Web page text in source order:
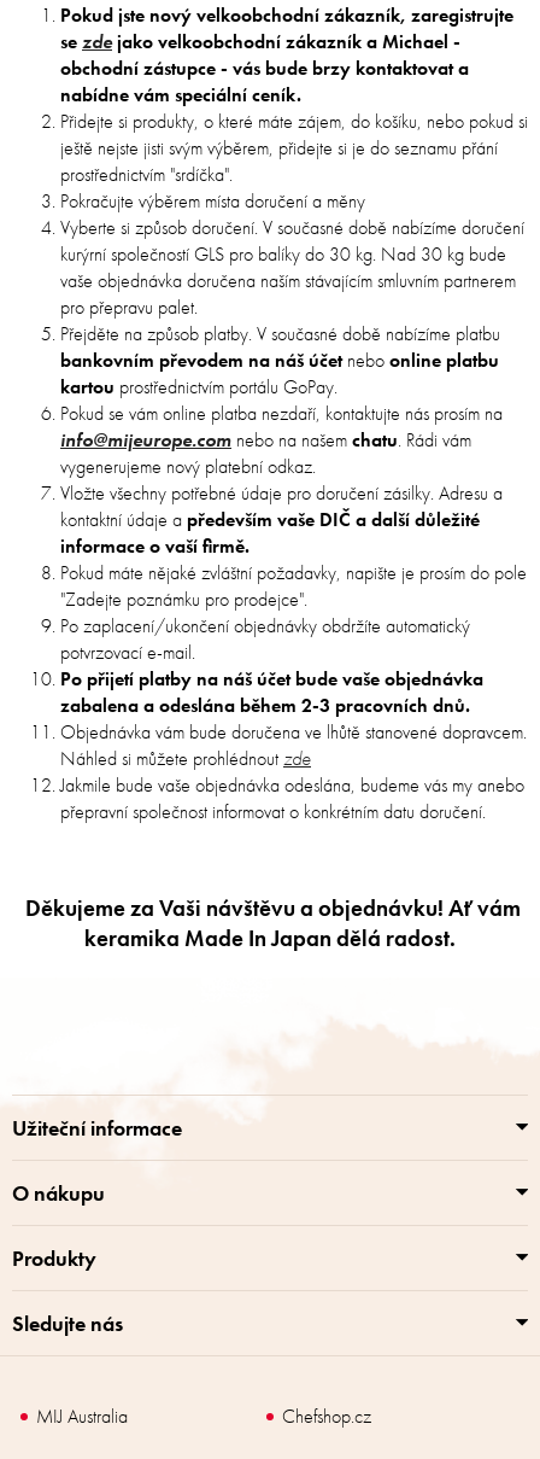
Pokud jste nový velkoobchodní zákazník, zaregistrujte
sezdejako velkoobchodní zákazník a Michael -
obchodní zástupce - vás bude brzy kontaktovat a
nabídne vám speciální ceník.
Přidejte si produkty, o které máte zájem, do košíku, nebo pokud si
ještě nejste jisti svým výběrem, přidejte si je do seznamu přání
prostřednictvím "srdíčka".
Pokračujte výběrem místa doručení a měny
Vyberte si způsob doručení. V současné době nabízíme doručení
kurýrní společností GLS pro balíky do 30 kg. Nad 30 kg bude
vaše objednávka doručena naším stávajícím smluvním partnerem
pro přepravu palet.
Přejděte na způsob platby. V současné době nabízíme platbu
bankovním převodem na náš účetneboonline platbu
kartou prostřednictvím portálu GoPay.
Pokud se vám online platba nezdaří, kontaktujte nás prosím na
info@mijeurope.com nebo na našemchatu. Rádi vám
vygenerujeme nový platební odkaz.
Vložte všechny potřebné údaje pro doručení zásilky. Adresu a
kontaktní údaje a především vaše DIČ a další důležité
informace o vaší firmě.
Pokud máte nějaké zvláštní požadavky, napište je prosím do pole
"Zadejte poznámku pro prodejce".
Po zaplacení/ukončení objednávky obdržíte automatický
potvrzovací e-mail.
Po přijetí platby na náš účet bude vaše objednávka
zabalena a odeslána během 2-3 pracovních dnů.
Objednávka vám bude doručena ve lhůtě stanovené dopravcem.
Náhled si můžete prohlédnoutzde
Jakmile bude vaše objednávka odeslána, budeme vás my anebo
přepravní společnost informovat o konkrétním datu doručení.
Děkujeme za Vaši návštěvu a objednávku! Ať vám
keramika Made In Japan dělá radost.
Užiteční informace
O nákupu
Produkty
Sledujte nás
MIJ Australia
Chefshop.cz